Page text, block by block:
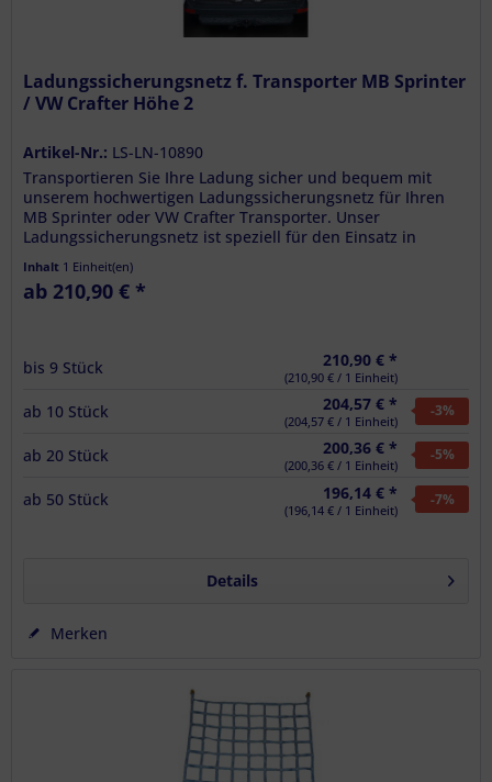
Ladungssicherungsnetz f. Transporter MB Sprinter
/ VW Crafter Höhe 2
Artikel-Nr.: LS-LN-10890
Transportieren Sie Ihre Ladung sicher und bequem mit
unserem hochwertigen Ladungssicherungsnetz für Ihren
MB Sprinter oder VW Crafter Transporter. Unser
Ladungssicherungsnetz ist speziell für den Einsatz in
Inhalt 1 Einheit(en)
ab 210,90 € *
bis 9 Stück 210,90 € *
(210,90 € / 1 Einheit)
ab 10 Stück 204,57 € *
(204,57 € / 1 Einheit)
-3%
ab 20 Stück 200,36 € *
(200,36 € / 1 Einheit)
-5%
ab 50 Stück 196,14 € *
(196,14 € / 1 Einheit)
-7%
Details
Merken